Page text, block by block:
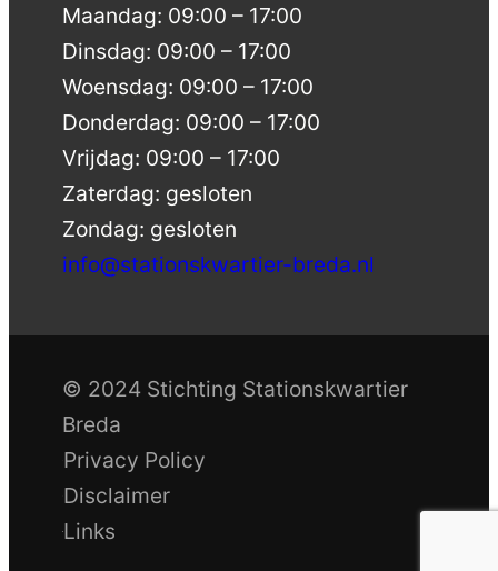
Maandag: 09:00 – 17:00
Dinsdag: 09:00 – 17:00
Woensdag: 09:00 – 17:00
Donderdag: 09:00 – 17:00
Vrijdag: 09:00 – 17:00
Zaterdag: gesloten
Zondag: gesloten
info@stationskwartier-breda.nl
© 2024 Stichting Stationskwartier
Breda
Privacy Policy
Disclaimer
Links